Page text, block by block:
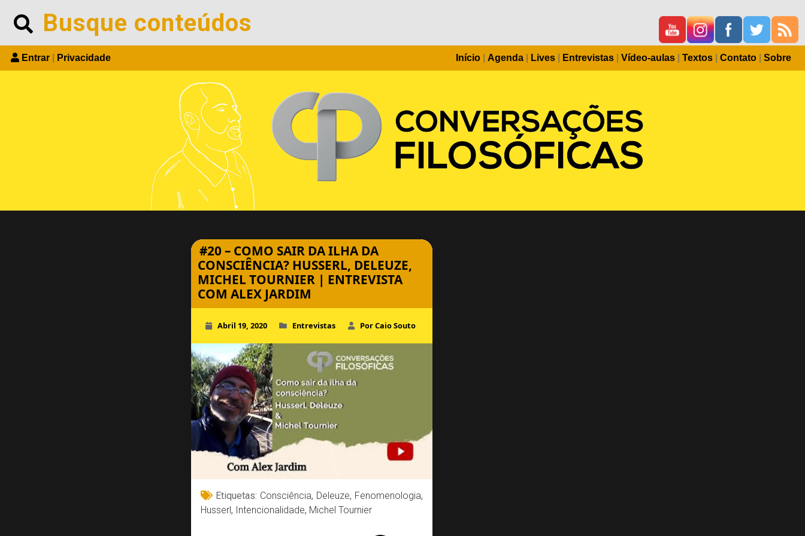
Search
Início Agenda Lives Entrevistas Vídeo-aulas Textos Contato Sobre
Entrar Privacidade
#20 – COMO SAIR DA ILHA DA
CONSCIÊNCIA? HUSSERL, DELEUZE,
MICHEL TOURNIER | ENTREVISTA
COM ALEX JARDIM
Abril 19, 2020 Entrevistas Por Caio Souto
Etiquetas: Consciência, Deleuze, Fenomenologia,
Husserl, Intencionalidade, Michel Tournier